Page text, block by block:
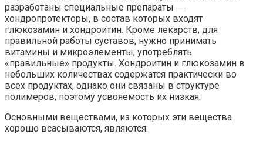
разработаны специальные препараты ―
хондропротекторы, в состав которых входят
глюкозамин и хондроитин. Кроме лекарств, для
правильной работы суставов, нужно принимать
витамины и микроэлементы, употреблять
«правильные» продукты. Хондроитин и глюкозамин в
небольших количествах содержатся практически во
всех продуктах, однако они связаны в структуре
полимеров, поэтому усвояемость их низкая.
Основными веществами, из которых эти вещества
хорошо всасываются, являются: